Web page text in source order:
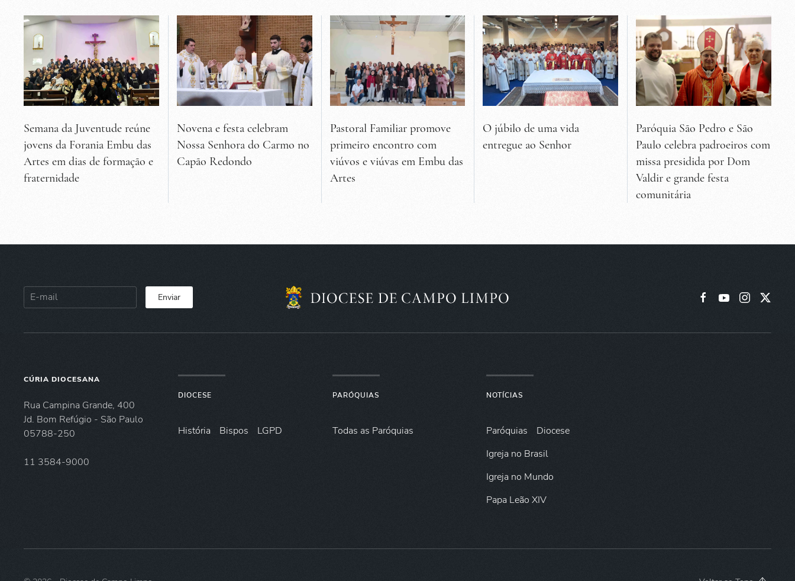
Semana da Juventude reúne
jovens da Forania Embu das
Artes em dias de formação e
fraternidade
Novena e festa celebram
Nossa Senhora do Carmo no
Capão Redondo
Pastoral Familiar promove
primeiro encontro com
viúvos e viúvas em Embu das
Artes
O júbilo de uma vida
entregue ao Senhor
Paróquia São Pedro e São
Paulo celebra padroeiros com
missa presidida por Dom
Valdir e grande festa
comunitária
Enviar
CÚRIA DIOCESANA
Rua Campina Grande, 400
Jd. Bom Refúgio - São Paulo
05788-250
11 3584-9000
DIOCESE
História Bispos LGPD
PARÓQUIAS
Todas as Paróquias
NOTÍCIAS
Paróquias
Diocese
Igreja no Brasil
Igreja no Mundo
Papa Leão XIV